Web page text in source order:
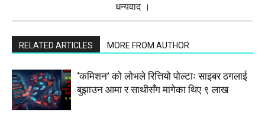
धन्यवाद ।
RELATED ARTICLES MORE FROM AUTHOR
‘कमिशन’ को लोभले रित्तियो पोल्टाः साइबर ठगलाई
बुझाउन आमा र साथीसँग मागेका थिए ९ लाख